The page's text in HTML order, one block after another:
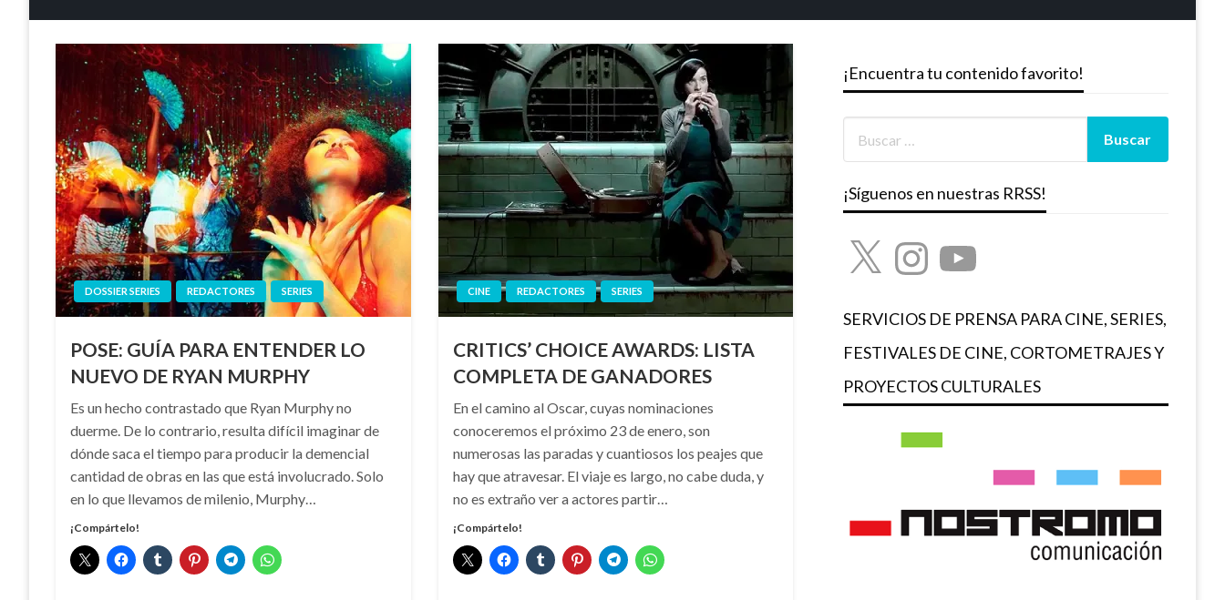
DOSSIER SERIES REDACTORES SERIES
POSE: GUÍA PARA ENTENDER LO
NUEVO DE RYAN MURPHY
Es un hecho contrastado que Ryan Murphy no
duerme. De lo contrario, resulta difícil imaginar de
dónde saca el tiempo para producir la demencial
cantidad de obras en las que está involucrado. Solo
en lo que llevamos de milenio, Murphy…
¡Compártelo!
CINE REDACTORES SERIES
CRITICS’ CHOICE AWARDS: LISTA
COMPLETA DE GANADORES
En el camino al Oscar, cuyas nominaciones
conoceremos el próximo 23 de enero, son
numerosas las paradas y cuantiosos los peajes que
hay que atravesar. El viaje es largo, no cabe duda, y
no es extraño ver a actores partir…
¡Compártelo!
¡Encuentra tu contenido favorito!
¡Síguenos en nuestras RRSS!
X InstagramYouTube
SERVICIOS DE PRENSA PARA CINE, SERIES,
FESTIVALES DE CINE, CORTOMETRAJES Y
PROYECTOS CULTURALES